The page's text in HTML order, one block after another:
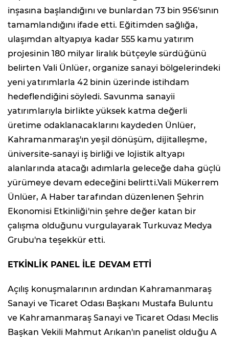
inşasına başlandığını ve bunlardan 73 bin 956'sının
tamamlandığını ifade etti. Eğitimden sağlığa,
ulaşımdan altyapıya kadar 555 kamu yatırım
projesinin 180 milyar liralık bütçeyle sürdüğünü
belirten Vali Ünlüer, organize sanayi bölgelerindeki
yeni yatırımlarla 42 binin üzerinde istihdam
hedeflendiğini söyledi. Savunma sanayii
yatırımlarıyla birlikte yüksek katma değerli
üretime odaklanacaklarını kaydeden Ünlüer,
Kahramanmaraş'ın yeşil dönüşüm, dijitalleşme,
üniversite-sanayi iş birliği ve lojistik altyapı
alanlarında atacağı adımlarla geleceğe daha güçlü
yürümeye devam edeceğini belirtti.Vali Mükerrem
Ünlüer, A Haber tarafından düzenlenen Şehrin
Ekonomisi Etkinliği'nin şehre değer katan bir
çalışma olduğunu vurgulayarak Turkuvaz Medya
Grubu'na teşekkür etti.
ETKİNLİK PANEL İLE DEVAM ETTİ
Açılış konuşmalarının ardından Kahramanmaraş
Sanayi ve Ticaret Odası Başkanı Mustafa Buluntu
ve Kahramanmaraş Sanayi ve Ticaret Odası Meclis
Başkan Vekili Mahmut Arıkan'ın panelist olduğu A